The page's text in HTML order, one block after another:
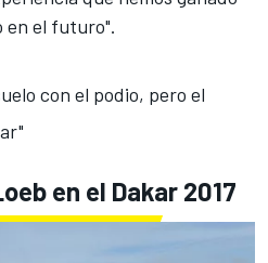
en el futuro".
con el podio, pero el
en el Dakar 2017